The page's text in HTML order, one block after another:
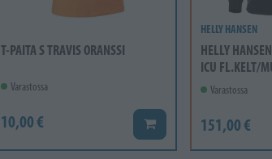
T-PAITA S TRAVIS ORANSSI
Varastossa
10,00 € Lisää koriin
HELLY HANSEN
HELLY
ICU FL.KELT/
Varastossa
151,00 €